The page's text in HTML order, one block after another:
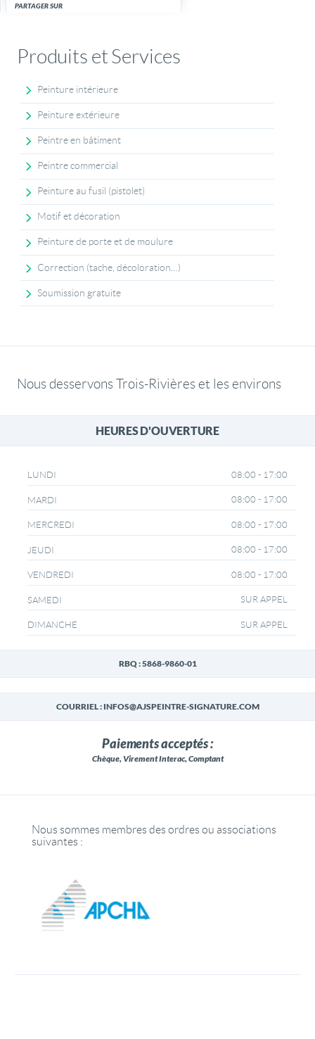
PARTAGER SUR
Produits et Services
Peinture intérieure
Peinture extérieure
Peintre en bâtiment
Peintre commercial
Peinture au fusil (pistolet)
Motif et décoration
Peinture de porte et de moulure
Correction (tache, décoloration…)
Soumission gratuite
Nous desservons Trois-Rivières et les environs
HEURES D'OUVERTURE
LUNDI 08:00 - 17:00
MARDI 08:00 - 17:00
MERCREDI 08:00 - 17:00
JEUDI 08:00 - 17:00
VENDREDI 08:00 - 17:00
SAMEDI SUR APPEL
DIMANCHE SUR APPEL
RBQ : 5868-9860-01
COURRIEL : INFOS@AJSPEINTRE-SIGNATURE.COM
Paiements acceptés :
Chèque, Virement Interac, Comptant
Nous sommes membres des ordres ou associations
suivantes :